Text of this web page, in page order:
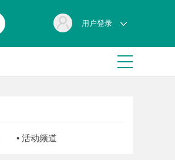
用户登录
• 活动频道